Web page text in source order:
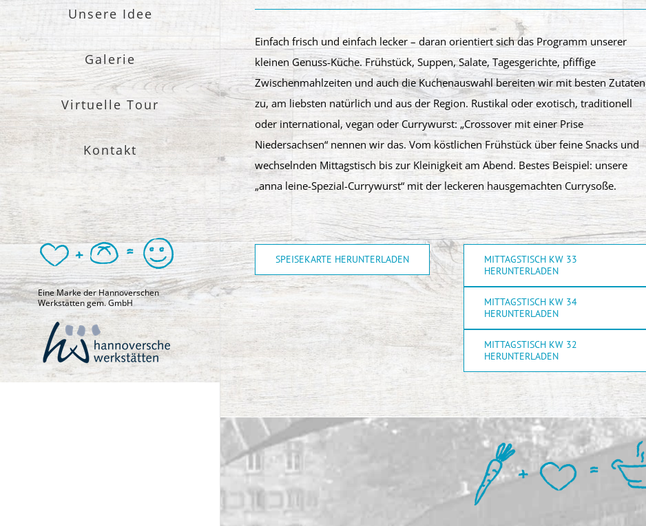
Unsere Idee
Galerie
Virtuelle Tour
Kontakt
Eine Marke der Hannoverschen
Werkstätten gem. GmbH
Einfach frisch und einfach lecker – daran orientiert sich das Programm unserer
kleinen Genuss-Küche. Frühstück, Suppen, Salate, Tagesgerichte, pfiffige
Zwischenmahlzeiten und auch die Kuchenauswahl bereiten wir mit besten Zutaten
zu, am liebsten natürlich und aus der Region. Rustikal oder exotisch, traditionell
oder international, vegan oder Currywurst: „Crossover mit einer Prise
Niedersachsen“ nennen wir das. Vom köstlichen Frühstück über feine Snacks und
wechselnden Mittagstisch bis zur Kleinigkeit am Abend. Bestes Beispiel: unsere
„anna leine-Spezial-Currywurst“ mit der leckeren hausgemachten Currysoße.
SPEISEKARTE HERUNTERLADEN
MITTAGSTISCH KW 33
HERUNTERLADEN
MITTAGSTISCH KW 34
HERUNTERLADEN
MITTAGSTISCH KW 32
HERUNTERLADEN